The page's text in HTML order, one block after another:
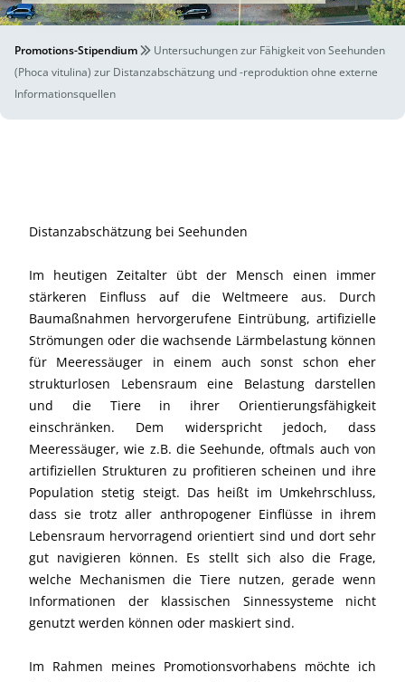
Promotions-Stipendium
Untersuchungen zur Fähigkeit von Seehunden
(Phoca vitulina) zur Distanzabschätzung und -reproduktion ohne externe
Informationsquellen
Distanzabschätzung bei Seehunden
Im heutigen Zeitalter übt der Mensch einen immer
stärkeren Einfluss auf die Weltmeere aus. Durch
Baumaßnahmen hervorgerufene Eintrübung, artifizielle
Strömungen oder die wachsende Lärmbelastung können
für Meeressäuger in einem auch sonst schon eher
strukturlosen Lebensraum eine Belastung darstellen
und die Tiere in ihrer Orientierungsfähigkeit
einschränken. Dem widerspricht jedoch, dass
Meeressäuger, wie z.B. die Seehunde, oftmals auch von
artifiziellen Strukturen zu profitieren scheinen und ihre
Population stetig steigt. Das heißt im Umkehrschluss,
dass sie trotz aller anthropogener Einflüsse in ihrem
Lebensraum hervorragend orientiert sind und dort sehr
gut navigieren können. Es stellt sich also die Frage,
welche Mechanismen die Tiere nutzen, gerade wenn
Informationen der klassischen Sinnessysteme nicht
genutzt werden können oder maskiert sind.
Im Rahmen meines Promotionsvorhabens möchte ich